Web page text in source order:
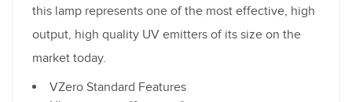
this lamp represents one of the most effective, high
output, high quality UV emitters of its size on the
market today.
VZero Standard Features